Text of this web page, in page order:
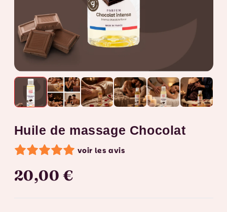
Huile de massage Chocolat
voir les avis
20,00 €